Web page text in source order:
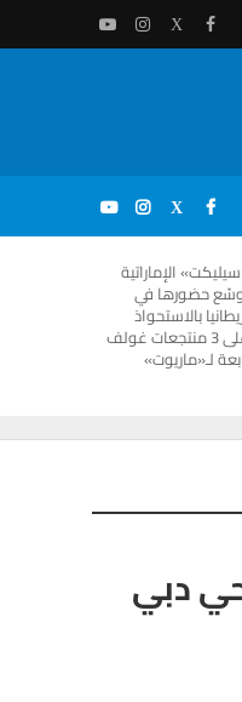
الإماراتية
حضورها في
بالاستحواذ
على 3 منتجعات غولف
لـ«ماريوت»
دبي